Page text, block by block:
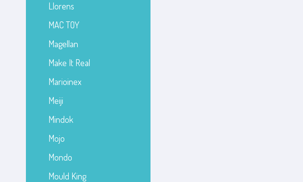
Llorens
MAC TOY
Magellan
Make It Real
Marioinex
Meiji
Mindok
Mojo
Mondo
Mould King